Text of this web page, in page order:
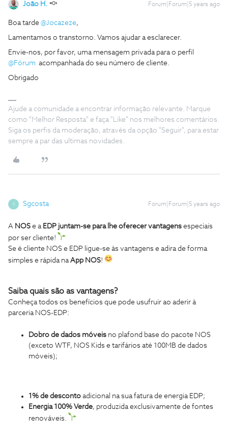
João H. Forum|Forum|5 years ago
Boa tarde @Jocazeze,
Lamentamos o transtorno. Vamos ajudar a esclarecer.
Envie-nos, por favor, uma mensagem privada para o perfil
@Fórum acompanhada do seu número de cliente.
Obrigado
Ajude a comunidade a encontrar informação relevante. Marque
como "Melhor Resposta" e faça "Like" nos melhores comentários.
Siga os perfis da moderação, através da opção "Seguir", para estar
sempre a par das ultimas novidades.
S Sgcosta Forum|Forum|5 years ago
A NOS e a EDP juntam-se para lhe oferecer vantagens especiais
por ser cliente!
Se é cliente NOS e EDP ligue-se às vantagens e adira de forma
simples e rápida naApp NOS!
Saiba quais são as vantagens?
Conheça todos os benefícios que pode usufruir ao aderir à
parceria NOS-EDP:
Dobro de dados móveis no plafond base do pacote NOS
(exceto WTF, NOS Kids e tarifários até 100MB de dados
móveis);
1% de desconto adicional na sua fatura de energia EDP;
Energia 100% Verde, produzida exclusivamente de fontes
renováveis.